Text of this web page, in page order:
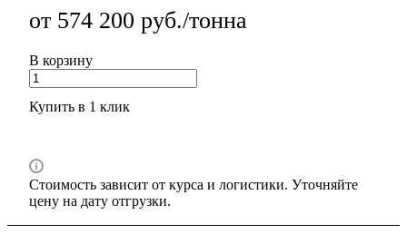
от 574 200 руб./тонна
В корзину
Купить в 1 клик
Стоимость зависит от курса и логистики. Уточняйте
цену на дату отгрузки.